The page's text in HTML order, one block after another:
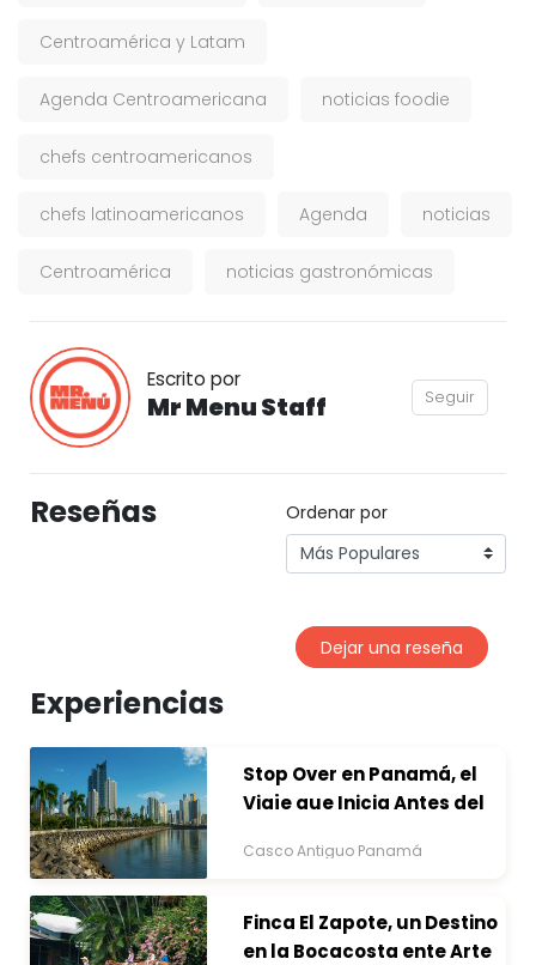
Centroamérica y Latam
Agenda Centroamericana noticias foodie
chefs centroamericanos
chefs latinoamericanos Agenda noticias
Centroamérica noticias gastronómicas
Escrito por
Mr Menu Staff Seguir
Reseñas Ordenar por
Dejar una reseña
Experiencias
Stop Over en Panamá, el
Viaje que Inicia Antes del
Casco Antiguo Panamá
Finca El Zapote, un Destino
en la Bocacosta ente Arte